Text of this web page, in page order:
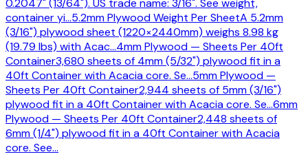
0.2047" (13/64"). US trade name: 3/16". See weight,
container yi…5.2mm Plywood Weight Per SheetA 5.2mm
(3/16") plywood sheet (1220×2440mm) weighs 8.98 kg
(19.79 lbs) with Acac…4mm Plywood — Sheets Per 40ft
Container3,680 sheets of 4mm (5/32") plywood fit in a
40ft Container with Acacia core. Se…5mm Plywood —
Sheets Per 40ft Container2,944 sheets of 5mm (3/16")
plywood fit in a 40ft Container with Acacia core. Se…6mm
Plywood — Sheets Per 40ft Container2,448 sheets of
6mm (1/4") plywood fit in a 40ft Container with Acacia
core. See…